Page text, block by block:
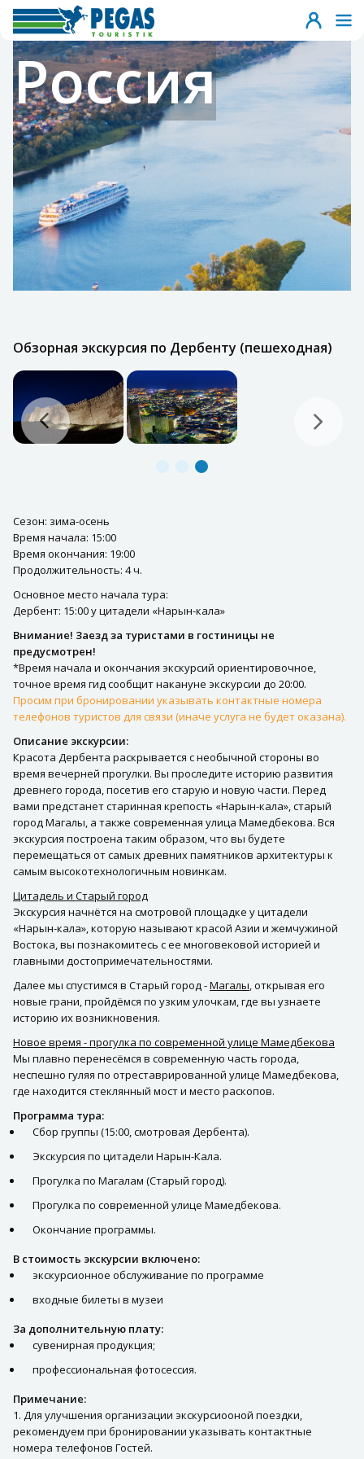
Россия
Обзорная экскурсия по Дербенту (пешеходная)
Сезон: зима-осень
Время начала: 15:00
Время окончания: 19:00
Продолжительность: 4 ч.
Основное место начала тура:
Дербент: 15:00 у цитадели «Нарын-кала»
Внимание! Заезд за туристами в гостиницы не
предусмотрен!
*Время начала и окончания экскурсий ориентировочное,
точное время гид сообщит накануне экскурсии до 20:00.
Просим при бронировании указывать контактные номера
телефонов туристов для связи (иначе услуга не будет оказана).
Описание экскурсии:
Красота Дербента раскрывается с необычной стороны во
время вечерней прогулки. Вы проследите историю развития
древнего города, посетив его старую и новую части. Перед
вами предстанет старинная крепость «Нарын-кала», старый
город Магалы, а также современная улица Мамедбекова. Вся
экскурсия построена таким образом, что вы будете
перемещаться от самых древних памятников архитектуры к
самым высокотехнологичным новинкам.
Цитадель и Старый город
Экскурсия начнётся на смотровой площадке у цитадели
«Нарын-кала», которую называют красой Азии и жемчужиной
Востока, вы познакомитесь с ее многовековой историей и
главными достопримечательностями.
Далее мы спустимся в Старый город -Магалы, открывая его
новые грани, пройдёмся по узким улочкам, где вы узнаете
историю их возникновения.
Новое время - прогулка по современной улице Мамедбекова
Мы плавно перенесёмся в современную часть города,
неспешно гуляя по отреставрированной улице Мамедбекова,
где находится стеклянный мост и место раскопов.
Программа тура:
Сбор группы (15:00, смотровая Дербента).
Экскурсия по цитадели Нарын-Кала.
Прогулка по Магалам (Старый город).
Прогулка по современной улице Мамедбекова.
Окончание программы.
В стоимость экскурсии включено:
экскурсионное обслуживание по программе
входные билеты в музеи
За дополнительную плату:
сувенирная продукция;
профессиональная фотосессия.
Примечание:
1. Для улучшения организации экскурсиооной поездки,
рекомендуем при бронировании указывать контактные
номера телефонов Гостей.